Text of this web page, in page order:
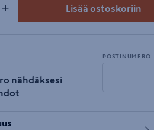
+ Lisää ostoskoriin
nähdäksesi
POSTINUMERO
postinumero